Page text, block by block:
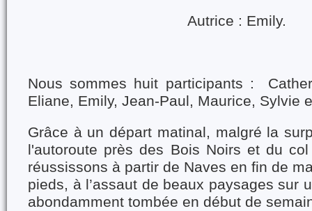
Autrice : Emily.
Nous sommes huit participants :
Eliane, Emily, Jean-Paul, Maurice, Sylvie
Grâce à un départ matinal, malgré la
l'autoroute près des Bois Noirs et du
réussissons à partir de Naves en fin de
pieds, à l’assaut de beaux paysages sur
abondamment tombée en début de